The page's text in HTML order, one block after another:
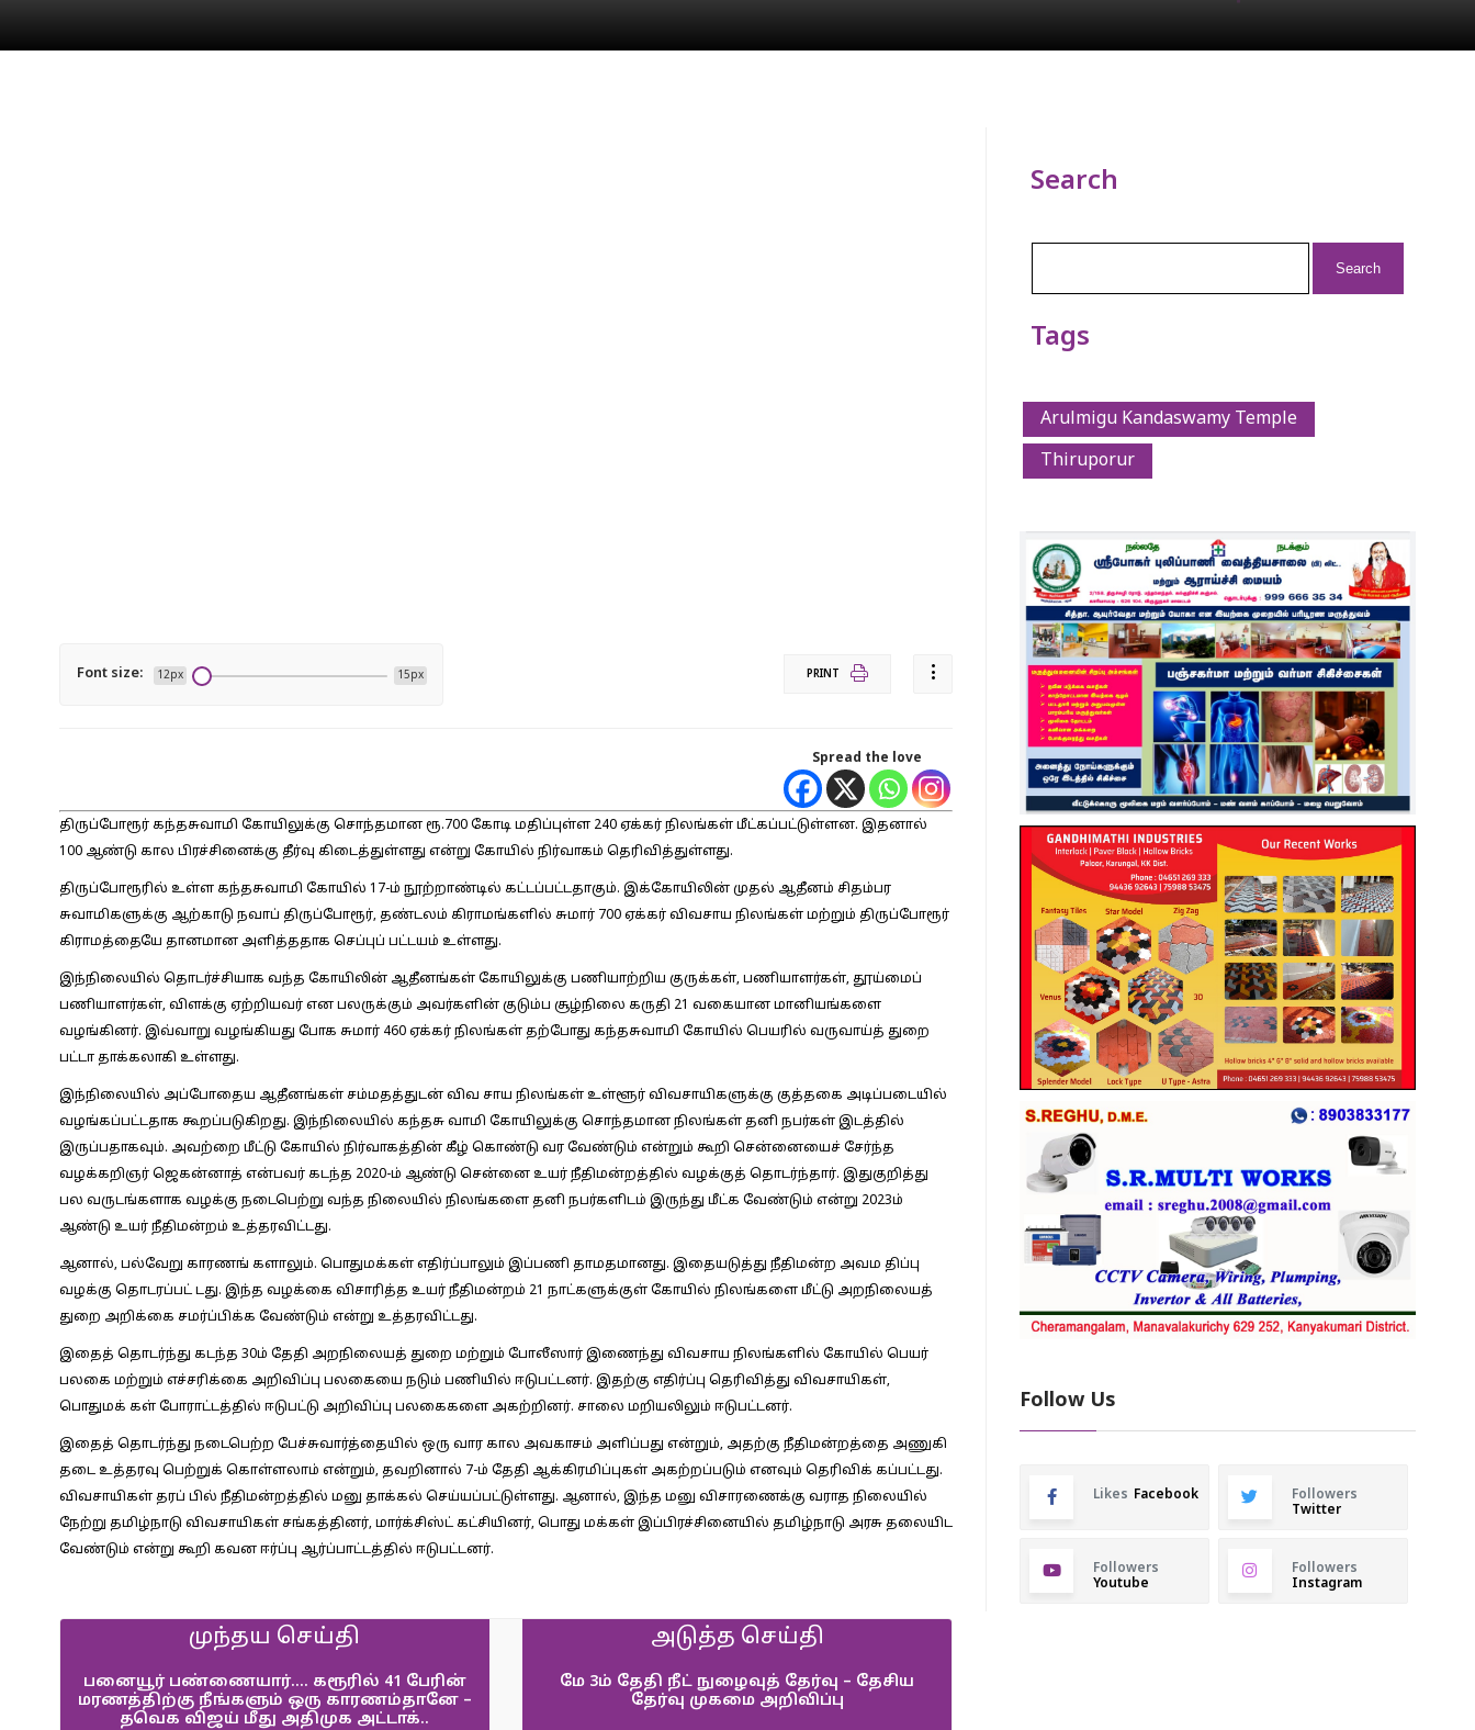
Font size: 12px 15px PRINT
Spread the love
திருப்போரூர் கந்தசுவாமி கோயிலுக்கு சொந்தமான ரூ.700 கோடி மதிப்புள்ள 240 ஏக்கர் நிலங்கள் மீட்கப்பட்டுள்ளன. இதனால்
100 ஆண்டு கால பிரச்சினைக்கு தீர்வு கிடைத்துள்ளது என்று கோயில் நிர்வாகம் தெரிவித்துள்ளது.
திருப்போரூரில் உள்ள கந்தசுவாமி கோயில் 17-ம் நூற்றாண்டில் கட்டப்பட்டதாகும். இக்கோயிலின் முதல் ஆதீனம் சிதம்பர
சுவாமிகளுக்கு ஆற்காடு நவாப் திருப்போரூர், தண்டலம் கிராமங்களில் சுமார் 700 ஏக்கர் விவசாய நிலங்கள் மற்றும் திருப்போரூர்
கிராமத்தையே தானமான அளித்ததாக செப்புப் பட்டயம் உள்ளது.
இந்நிலையில் தொடர்ச்சியாக வந்த கோயிலின் ஆதீனங்கள் கோயிலுக்கு பணியாற்றிய குருக்கள், பணியாளர்கள், தூய்மைப்
பணியாளர்கள், விளக்கு ஏற்றியவர் என பலருக்கும் அவர்களின் குடும்ப சூழ்நிலை கருதி 21 வகையான மானியங்களை
வழங்கினர். இவ்வாறு வழங்கியது போக சுமார் 460 ஏக்கர் நிலங்கள் தற்போது கந்தசுவாமி கோயில் பெயரில் வருவாய்த் துறை
பட்டா தாக்கலாகி உள்ளது.
இந்நிலையில் அப்போதைய ஆதீனங்கள் சம்மதத்துடன் விவ சாய நிலங்கள் உள்ளூர் விவசாயிகளுக்கு குத்தகை அடிப்படையில்
வழங்கப்பட்டதாக கூறப்படுகிறது. இந்நிலையில் கந்தசு வாமி கோயிலுக்கு சொந்தமான நிலங்கள் தனி நபர்கள் இடத்தில்
இருப்பதாகவும். அவற்றை மீட்டு கோயில் நிர்வாகத்தின் கீழ் கொண்டு வர வேண்டும் என்றும் கூறி சென்னையைச் சேர்ந்த
வழக்கறிஞர் ஜெகன்னாத் என்பவர் கடந்த 2020-ம் ஆண்டு சென்னை உயர் நீதிமன்றத்தில் வழக்குத் தொடர்ந்தார். இதுகுறித்து
பல வருடங்களாக வழக்கு நடைபெற்று வந்த நிலையில் நிலங்களை தனி நபர்களிடம் இருந்து மீட்க வேண்டும் என்று 2023ம்
ஆண்டு உயர் நீதிமன்றம் உத்தரவிட்டது.
ஆனால், பல்வேறு காரணங் களாலும். பொதுமக்கள் எதிர்ப்பாலும் இப்பணி தாமதமானது. இதையடுத்து நீதிமன்ற அவம திப்பு
வழக்கு தொடரப்பட் டது. இந்த வழக்கை விசாரித்த உயர் நீதிமன்றம் 21 நாட்களுக்குள் கோயில் நிலங்களை மீட்டு அறநிலையத்
துறை அறிக்கை சமர்ப்பிக்க வேண்டும் என்று உத்தரவிட்டது.
இதைத் தொடர்ந்து கடந்த 30ம் தேதி அறநிலையத் துறை மற்றும் போலீஸார் இணைந்து விவசாய நிலங்களில் கோயில் பெயர்
பலகை மற்றும் எச்சரிக்கை அறிவிப்பு பலகையை நடும் பணியில் ஈடுபட்டனர். இதற்கு எதிர்ப்பு தெரிவித்து விவசாயிகள்,
பொதுமக் கள் போராட்டத்தில் ஈடுபட்டு அறிவிப்பு பலகைகளை அகற்றினர். சாலை மறியலிலும் ஈடுபட்டனர்.
இதைத் தொடர்ந்து நடைபெற்ற பேச்சுவார்த்தையில் ஒரு வார கால அவகாசம் அளிப்பது என்றும், அதற்கு நீதிமன்றத்தை அணுகி
தடை உத்தரவு பெற்றுக் கொள்ளலாம் என்றும், தவறினால் 7-ம் தேதி ஆக்கிரமிப்புகள் அகற்றப்படும் எனவும் தெரிவிக் கப்பட்டது.
விவசாயிகள் தரப் பில் நீதிமன்றத்தில் மனு தாக்கல் செய்யப்பட்டுள்ளது. ஆனால், இந்த மனு விசாரணைக்கு வராத நிலையில்
நேற்று தமிழ்நாடு விவசாயிகள் சங்கத்தினர், மார்க்சிஸ்ட் கட்சியினர், பொது மக்கள் இப்பிரச்சினையில் தமிழ்நாடு அரசு தலையிட
வேண்டும் என்று கூறி கவன ஈர்ப்பு ஆர்ப்பாட்டத்தில் ஈடுபட்டனர்.
முந்தய செய்தி
பனையூர் பண்ணையார்…. கரூரில் 41 பேரின்
மரணத்திற்கு நீங்களும் ஒரு காரணம்தானே –
தவெக விஜய் மீது அதிமுக அட்டாக்..
அடுத்த செய்தி
மே 3ம் தேதி நீட் நுழைவுத் தேர்வு – தேசிய
தேர்வு முகமை அறிவிப்பு
Search
Tags
Arulmigu Kandaswamy Temple
Thiruporur
Follow Us
Likes Facebook
Followers
Twitter
Followers
Youtube
Followers
Instagram